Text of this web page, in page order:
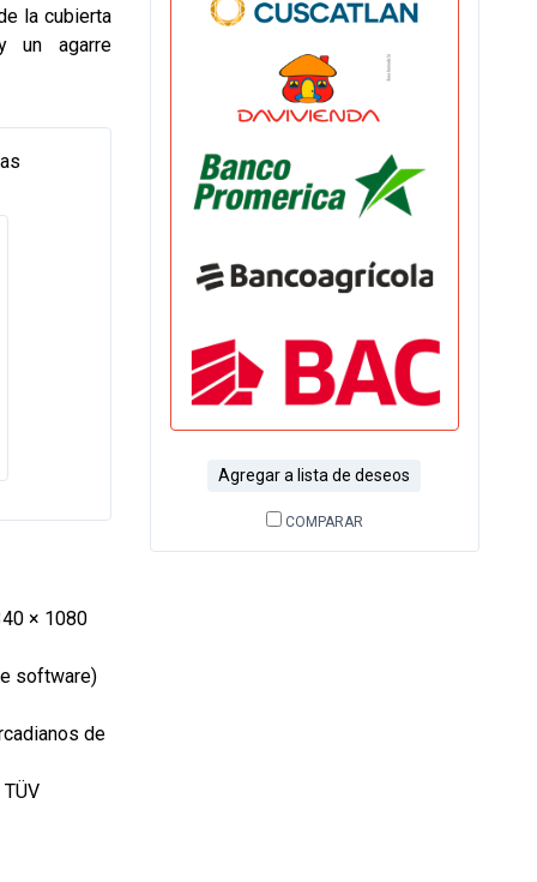
Agregar a lista de deseos
COMPARAR
la cubierta
un agarre
× 1080
software)
de